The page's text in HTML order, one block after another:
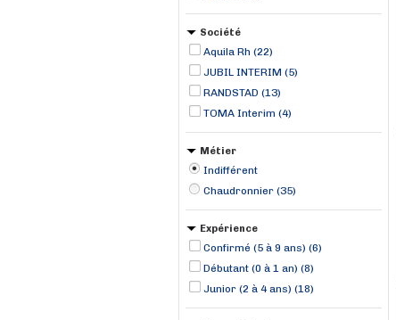
Société
Aquila Rh (22)
JUBIL INTERIM (5)
RANDSTAD (13)
TOMA Interim (4)
Métier
Indifférent
Chaudronnier (35)
Expérience
Confirmé (5 à 9 ans) (6)
Débutant (0 à 1 an) (8)
Junior (2 à 4 ans) (18)